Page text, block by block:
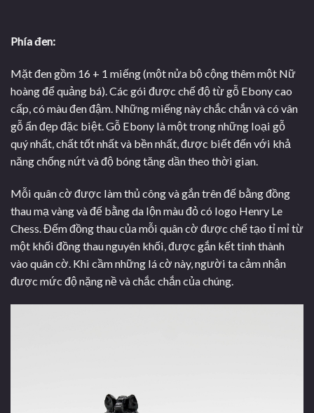
Phía đen:
Mặt đen gồm 16 + 1 miếng (một nửa bộ cộng thêm một Nữ
hoàng để quảng bá). Các gói được chế độ từ gỗ Ebony cao
cấp, có màu đen đậm. Những miếng này chắc chắn và có vân
gỗ ẩn đẹp đặc biệt. Gỗ Ebony là một trong những loại gỗ
quý nhất, chất tốt nhất và bền nhất, được biết đến với khả
năng chống nứt và độ bóng tăng dần theo thời gian.
Mỗi quân cờ được làm thủ công và gắn trên đế bằng đồng
thau mạ vàng và đế bằng da lộn màu đỏ có logo Henry Le
Chess. Đếm đồng thau của mỗi quân cờ được chế tạo tỉ mỉ từ
một khối đồng thau nguyên khối, được gắn kết tinh thành
vào quân cờ. Khi cầm những lá cờ này, người ta cảm nhận
được mức độ nặng nề và chắc chắn của chúng.